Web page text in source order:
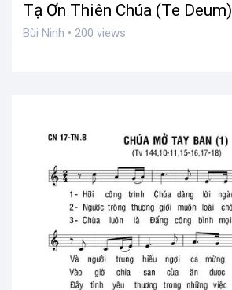
Tạ Ơn Thiên Chúa (Te Deum)
Bùi Ninh • 200 views